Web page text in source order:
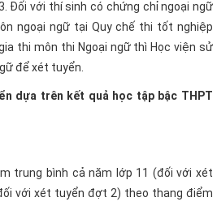
Đối với thí sinh có chứng chỉ ngoại ngữ
ngoại ngữ tại Quy chế thi tốt nghiệp
thi môn thi Ngoại ngữ thì Học viện sử
để xét tuyển.
dựa trên kết quả học tập bậc THPT
trung bình cả năm lớp 11 (đối với xét
với xét tuyển đợt 2) theo thang điểm